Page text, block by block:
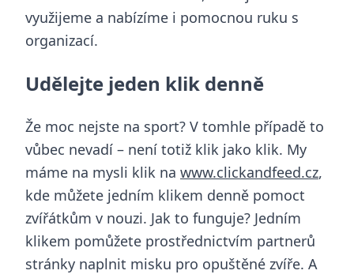
využijeme a nabízíme i pomocnou ruku s
organizací.
Udělejte jeden klik denně
Že moc nejste na sport? V tomhle případě to
vůbec nevadí – není totiž klik jako klik. My
máme na mysli klik na www.clickandfeed.cz,
kde můžete jedním klikem denně pomoct
zvířátkům v nouzi. Jak to funguje? Jedním
klikem pomůžete prostřednictvím partnerů
stránky naplnit misku pro opuštěné zvíře. A